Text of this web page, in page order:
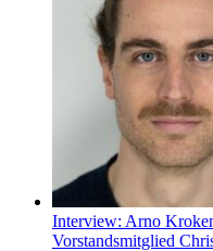
Interview: Arno
Vorstandsmitglied